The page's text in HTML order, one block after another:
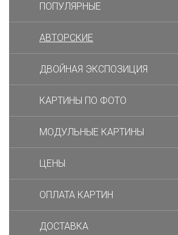
ПОПУЛЯРНЫЕ
АВТОРСКИЕ
ДВОЙНАЯ ЭКСПОЗИЦИЯ
КАРТИНЫ ПО ФОТО
МОДУЛЬНЫЕ КАРТИНЫ
ЦЕНЫ
ОПЛАТА КАРТИН
ДОСТАВКА